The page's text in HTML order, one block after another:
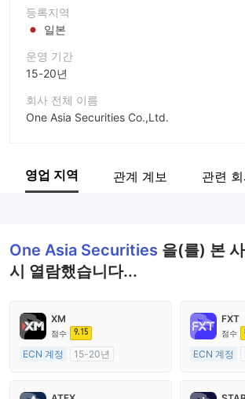
등록지역
일본
운영 기간
15-20년
회사 전체 이름
One Asia Securities Co.,Ltd.
기업 직원
영업 지역 관계 계보 관련
One Asia Securities 을(를) 본
시 열람했습니다...
XM
점수 9.15
ECN 계정
15-20년
외환 거래 라이선스 (MM)
FXT
점수
ECN 계정
외환 거래